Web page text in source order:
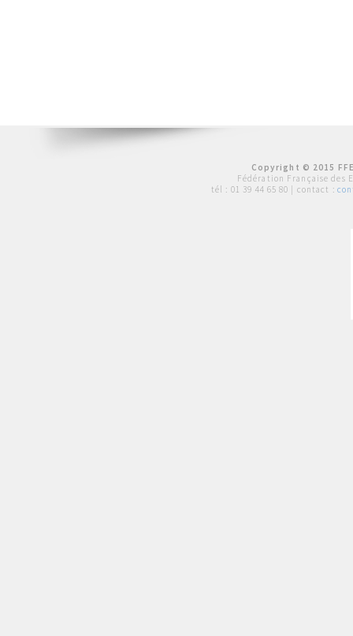
Copyright © 2015
Fédération Française des
tél : 01 39 44 65 80 | contact :